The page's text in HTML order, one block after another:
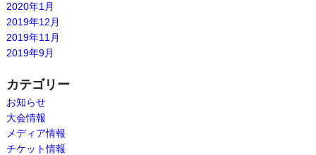
2020年1月
2019年12月
2019年11月
2019年9月
カテゴリー
お知らせ
大会情報
メディア情報
チケット情報